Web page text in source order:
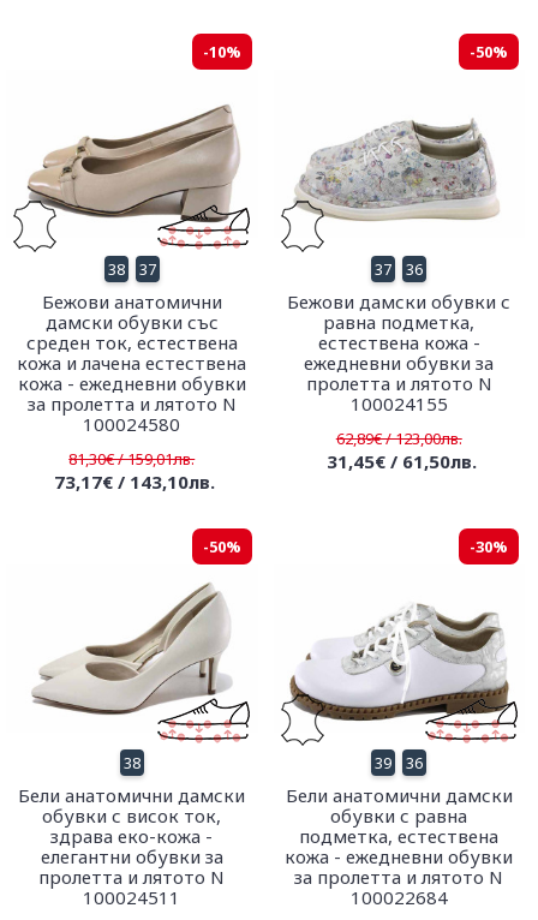
-10%
38 37
Бежови анатомични
дамски обувки със
среден ток, естествена
кожа и лачена естествена
кожа - ежедневни обувки
за пролетта и лятото N
100024580
81,30€ / 159,01лв.
73,17€ / 143,10лв.
-50%
37 36
Бежови дамски обувки с
равна подметка,
естествена кожа -
ежедневни обувки за
пролетта и лятото N
100024155
62,89€ / 123,00лв.
31,45€ / 61,50лв.
-50%
38
Бели анатомични дамски
обувки с висок ток,
здрава еко-кожа -
елегантни обувки за
пролетта и лятото N
100024511
-30%
39 36
Бели анатомични дамски
обувки с равна
подметка, естествена
кожа - ежедневни обувки
за пролетта и лятото N
100022684